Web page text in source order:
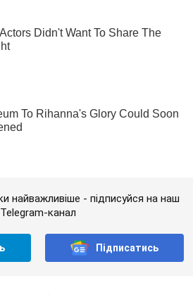
найважливіше - підписуйся на наш
Telegram-канал
Підписатись